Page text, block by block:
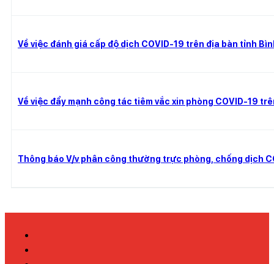
Về việc đánh giá cấp độ dịch COVID-19 trên địa bàn tỉnh
Về việc đẩy mạnh công tác tiêm vắc xin phòng COVID-19
Thông báo V/v phân công thường trực phòng, chống dịch